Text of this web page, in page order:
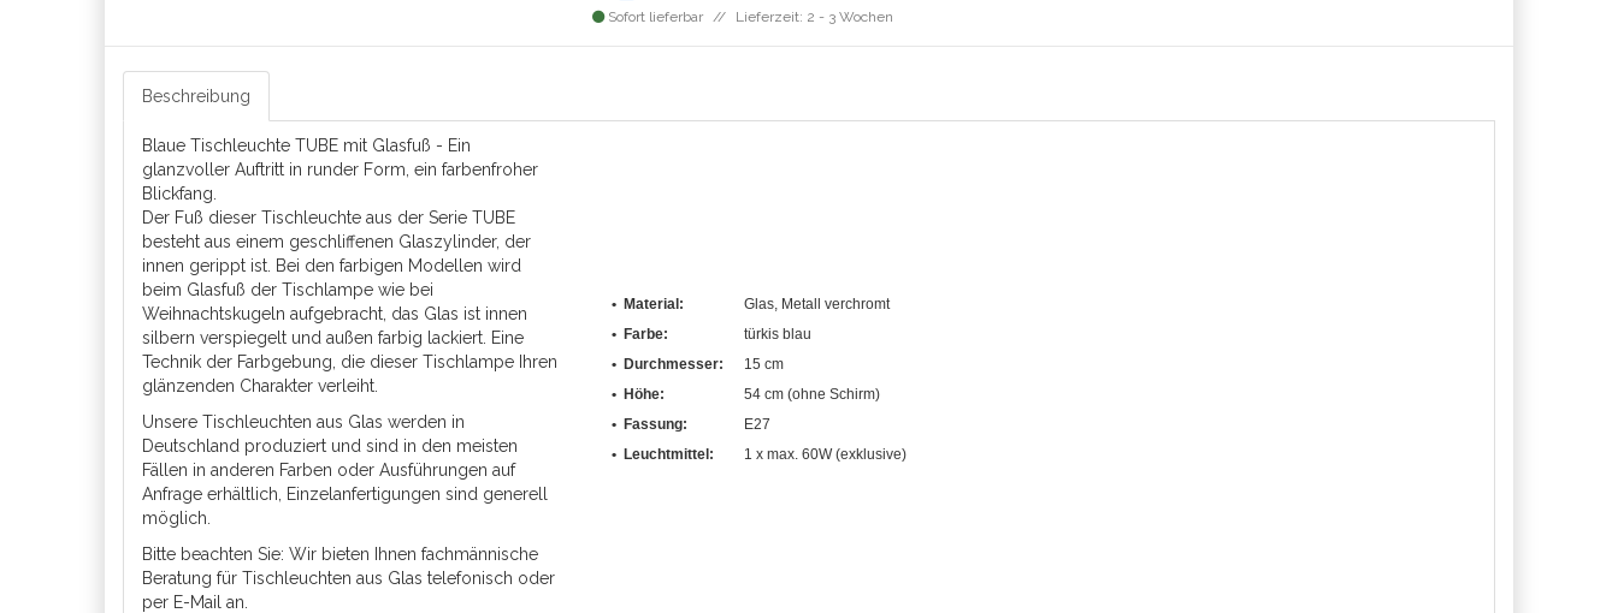
Sofort lieferbar Lieferzeit: 2 - 3 Wochen
Beschreibung
Blaue Tischleuchte TUBE mit Glasfuß - Ein
glanzvoller Auftritt in runder Form, ein farbenfroher
Blickfang.
Der Fuß dieser Tischleuchte aus der Serie TUBE
besteht aus einem geschliffenen Glaszylinder, der
innen gerippt ist. Bei den farbigen Modellen wird
beim Glasfuß der Tischlampe wie bei
Weihnachtskugeln aufgebracht, das Glas ist innen
silbern verspiegelt und außen farbig lackiert. Eine
Technik der Farbgebung, die dieser Tischlampe Ihren
glänzenden Charakter verleiht.
Unsere Tischleuchten aus Glas werden in
Deutschland produziert und sind in den meisten
Fällen in anderen Farben oder Ausführungen auf
Anfrage erhältlich, Einzelanfertigungen sind generell
möglich.
Bitte beachten Sie: Wir bieten Ihnen fachmännische
Beratung für Tischleuchten aus Glas telefonisch oder
per E-Mail an.
• Material:
Glas, Metall verchromt
• Farbe:
türkis blau
• Durchmesser:
15 cm
• Höhe:
54 cm (ohne Schirm)
• Fassung:
E27
• Leuchtmittel:
1 x max. 60W (exklusive)